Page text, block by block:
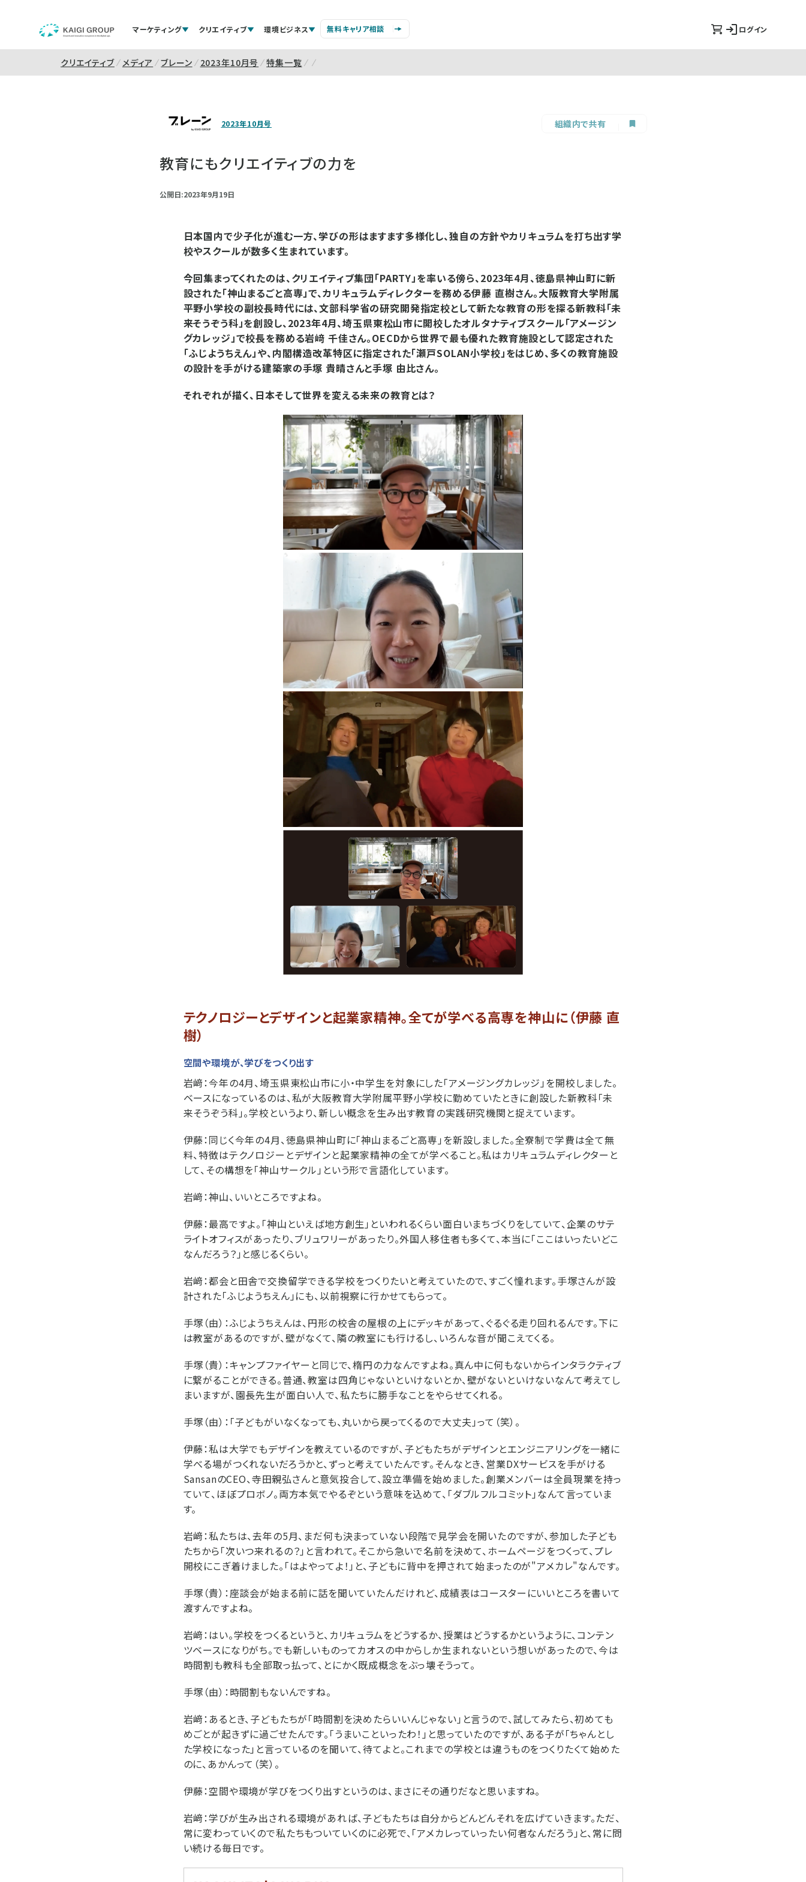
マーケティング クリエイティブ 環境ビジネス 無料キャリア相談 ログイン
クリエイティブ メディア ブレーン 2023年10月号 特集一覧
2023年10月号 組織内で共有
教育にもクリエイティブの力を
公開日:2023年9月19日
日本国内で少子化が進む一方、学びの形はますます多様化し、独自の方針やカリキュラムを打ち出す学
校やスクールが数多く生まれています。
今回集まってくれたのは、クリエイティブ集団「PARTY」を率いる傍ら、2023年4月、徳島県神山町に新
設された「神山まるごと高専」で、カリキュラムディレクターを務める伊藤 直樹さん。大阪教育大学附属
平野小学校の副校長時代には、文部科学省の研究開発指定校として新たな教育の形を探る新教科「未
来そうぞう科」を創設し、2023年4月、埼玉県東松山市に開校したオルタナティブスクール「アメージン
グカレッジ」で校長を務める岩﨑 千佳さん。OECDから世界で最も優れた教育施設として認定された
「ふじようちえん」や、内閣構造改革特区に指定された「瀬戸SOLAN小学校」をはじめ、多くの教育施設
の設計を手がける建築家の手塚 貴晴さんと手塚 由比さん。
それぞれが描く、日本そして世界を変える未来の教育とは？
テクノロジーとデザインと起業家精神。全てが学べる高専を神山に（伊藤 直
樹）
空間や環境が、学びをつくり出す
岩﨑：今年の4月、埼玉県東松山市に小・中学生を対象にした「アメージングカレッジ」を開校しました。
ベースになっているのは、私が大阪教育大学附属平野小学校に勤めていたときに創設した新教科「未
来そうぞう科」。学校というより、新しい概念を生み出す教育の実践研究機関と捉えています。
伊藤：同じく今年の4月、徳島県神山町に「神山まるごと高専」を新設しました。全寮制で学費は全て無
料、特徴はテクノロジーとデザインと起業家精神の全てが学べること。私はカリキュラムディレクターと
して、その構想を「神山サークル」という形で言語化しています。
岩﨑：神山、いいところですよね。
伊藤：最高ですよ。「神山といえば地方創生」といわれるくらい面白いまちづくりをしていて、企業のサテ
ライトオフィスがあったり、ブリュワリーがあったり。外国人移住者も多くて、本当に「ここはいったいどこ
なんだろう？」と感じるくらい。
岩﨑：都会と田舎で交換留学できる学校をつくりたいと考えていたので、すごく憧れます。手塚さんが設
計された「ふじようちえん」にも、以前視察に行かせてもらって。
手塚（由）：ふじようちえんは、円形の校舎の屋根の上にデッキがあって、ぐるぐる走り回れるんです。下に
は教室があるのですが、壁がなくて、隣の教室にも行けるし、いろんな音が聞こえてくる。
手塚（貴）：キャンプファイヤーと同じで、楕円の力なんですよね。真ん中に何もないからインタラクティブ
に繋がることができる。普通、教室は四角じゃないといけないとか、壁がないといけないなんて考えてし
まいますが、園長先生が面白い人で、私たちに勝手なことをやらせてくれる。
手塚（由）： 「子どもがいなくなっても、丸いから戻ってくるので大丈夫」って（笑）。
伊藤：私は大学でもデザインを教えているのですが、子どもたちがデザインとエンジニアリングを一緒に
学べる場がつくれないだろうかと、ずっと考えていたんです。そんなとき、営業DXサービスを手がける
SansanのCEO、寺田親弘さんと意気投合して、設立準備を始めました。創業メンバーは全員現業を持っ
ていて、ほぼプロボノ。両方本気でやるぞという意味を込めて、「ダブルフルコミット」なんて言っていま
す。
岩﨑：私たちは、去年の5月、まだ何も決まっていない段階で見学会を開いたのですが、参加した子ども
たちから「次いつ来れるの？」と言われて。そこから急いで名前を決めて、ホームページをつくって、プレ
開校にこぎ着けました。「はよやってよ！」と、子どもに背中を押されて始まったのが"アメカレ"なんです。
手塚（貴）：座談会が始まる前に話を聞いていたんだけれど、成績表はコースターにいいところを書いて
渡すんですよね。
岩﨑：はい。学校をつくるというと、カリキュラムをどうするか、授業はどうするかというように、コンテン
ツベースになりがち。でも新しいものってカオスの中からしか生まれないという想いがあったので、今は
時間割も教科も全部取っ払って、とにかく既成概念をぶっ壊そうって。
手塚（由）：時間割もないんですね。
岩﨑： あるとき、子どもたちが「時間割を決めたらいいんじゃない」と言うので、試してみたら、初めても
めごとが起きずに過ごせたんです。「うまいこといったわ！」と思っていたのですが、ある子が「ちゃんとし
た学校になった」と言っているのを聞いて、待てよと。これまでの学校とは違うものをつくりたくて始めた
のに、あかんって（笑）。
伊藤：空間や環境が学びをつくり出すというのは、まさにその通りだなと思いますね。
岩﨑：学びが生み出される環境があれば、子どもたちは自分からどんどんそれを広げていきます。ただ、
常に変わっていくので私たちもついていくのに必死で、「アメカレっていったい何者なんだろう」と、常に問
い続ける毎日です。